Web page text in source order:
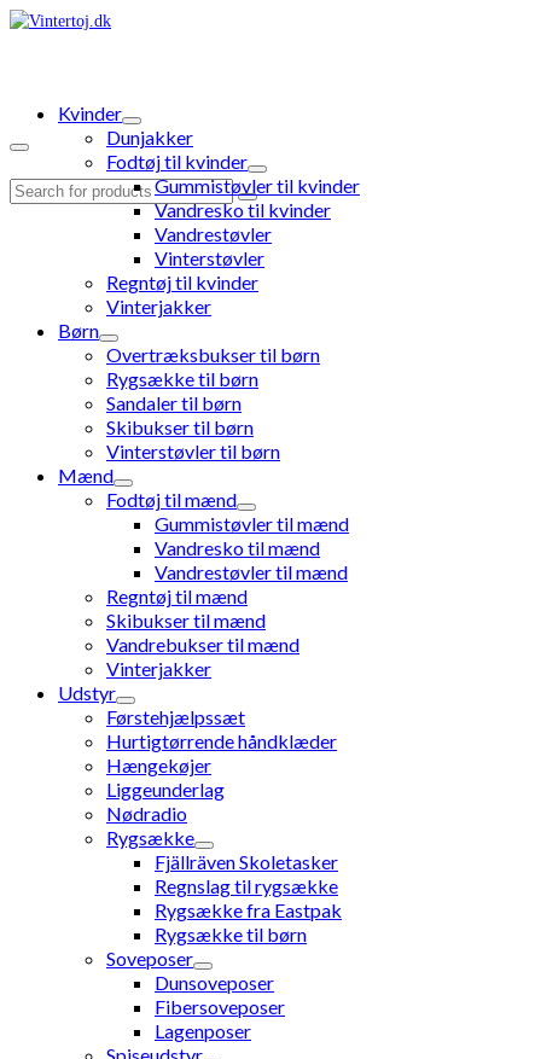
Search
Kvinder
Dunjakker
Fodtøj til kvinder
Gummistøvler til kvinder
Vandresko til kvinder
Vandrestøvler
Vinterstøvler
Regntøj til kvinder
Vinterjakker
Børn
Overtræksbukser til børn
Rygsække til børn
Sandaler til børn
Skibukser til børn
Vinterstøvler til børn
Mænd
Fodtøj til mænd
Gummistøvler til mænd
Vandresko til mænd
Vandrestøvler til mænd
Regntøj til mænd
Skibukser til mænd
Vandrebukser til mænd
Vinterjakker
Udstyr
Førstehjælpssæt
Hurtigtørrende håndklæder
Hængekøjer
Liggeunderlag
Nødradio
Rygsække
Fjällräven Skoletasker
Regnslag til rygsække
Rygsække fra Eastpak
Rygsække til børn
Soveposer
Dunsoveposer
Fibersoveposer
Lagenposer